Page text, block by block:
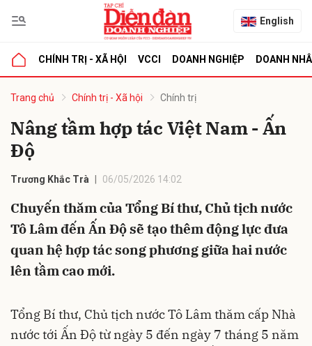
English
CHÍNH TRỊ - XÃ HỘI VCCI DOANH NGHIỆP DOANH
Trang chủ Chính trị - Xã hội Chính trị
Nâng tầm hợp tác Việt Nam - Ấn
Độ
Trương Khắc Trà 06/05/2026 14:02
Chuyến thăm của Tổng Bí thư, Chủ tịch nước
Tô Lâm đến Ấn Độ sẽ tạo thêm động lực đưa
quan hệ hợp tác song phương giữa hai nước
lên tầm cao mới.
Tổng Bí thư, Chủ tịch nước Tô Lâm thăm cấp Nhà
nước tới Ấn Độ từ ngày 5 đến ngày 7 tháng 5 năm
luận
Hủy